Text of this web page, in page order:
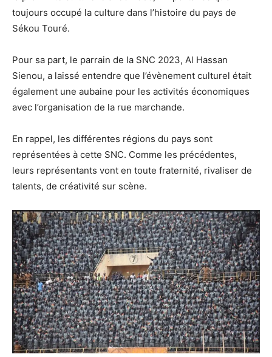
toujours occupé la culture dans l’histoire du pays de
Sékou Touré.
Pour sa part, le parrain de la SNC 2023, Al Hassan
Sienou, a laissé entendre que l’évènement culturel était
également une aubaine pour les activités économiques
avec l’organisation de la rue marchande.
En rappel, les différentes régions du pays sont
représentées à cette SNC. Comme les précédentes,
leurs représentants vont en toute fraternité, rivaliser de
talents, de créativité sur scène.